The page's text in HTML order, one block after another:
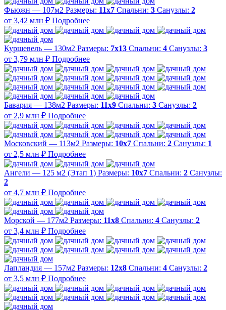
Фьюжн — 107м2 Размеры: 11х7 Спальни: 3 Санузлы: 2
от 3,42 млн ₽ Подробнее
Куршевель — 130м2 Размеры: 7х13 Спальни: 4 Санузлы: 3
от 3,79 млн ₽ Подробнее
Бавария — 138м2 Размеры: 11х9 Спальни: 3 Санузлы: 2
от 2,9 млн ₽ Подробнее
Московский — 113м2 Размеры: 10х7 Спальни: 2 Санузлы: 1
от 2,5 млн ₽ Подробнее
Ангели — 125 м2 (Этап 1) Размеры: 10х7 Спальни: 2 Санузлы:
2
от 4,7 млн ₽ Подробнее
Морской — 177м2 Размеры: 11х8 Спальни: 4 Санузлы: 2
от 3,4 млн ₽ Подробнее
Лапландия — 157м2 Размеры: 12х8 Спальни: 4 Санузлы: 2
от 3,5 млн ₽ Подробнее